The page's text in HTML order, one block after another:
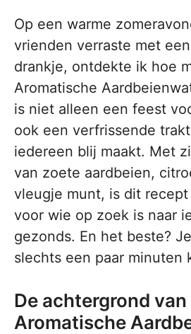
Op een warme
vrienden verraste met
drankje, ontdekte ik hoe
Aromatische
is niet alleen een feest
ook een verfrissende
iedereen blij maakt. Met
van zoete aardbeien,
vleugje munt, is dit
voor wie op zoek is naar
gezonds. En het beste?
slechts een paar minuten
De achtergrond van
Aromatische